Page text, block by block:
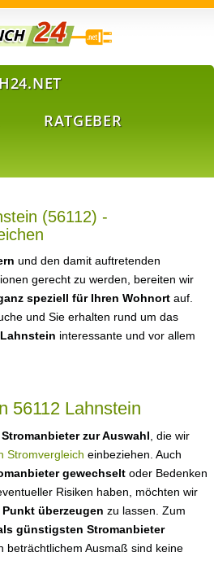
RATGEBER
(56112) -
und den damit auftretenden
gerecht zu werden, bereiten wir
speziell für Ihren Wohnort auf.
und Sie erhalten rund um das
interessante und vor allem
56112 Lahnstein
Stromanbieter zur Auswahl , die wir
Stromvergleich einbeziehen. Auch
gewechselt oder Bedenken
Risiken haben, möchten wir
überzeugen zu lassen. Zum
günstigsten Stromanbieter
beträchtlichem Ausmaß sind keine